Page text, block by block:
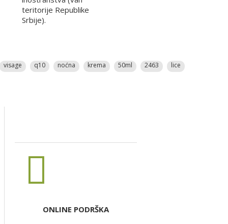
teritorije Republike
Srbije).
visage q10 noćna krema 50ml 2463 lice
ONLINE PODRŠKA